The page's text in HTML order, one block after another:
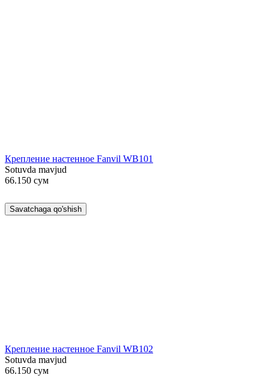
Крепление настенное Fanvil WB101
Sotuvda mavjud
66.150 сум
Savatchaga qo'shish
Крепление настенное Fanvil WB102
Sotuvda mavjud
66.150 сум